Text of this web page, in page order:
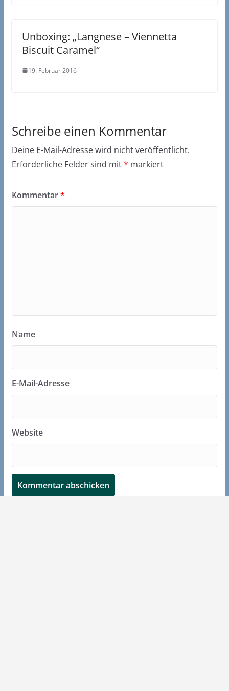
Unboxing: „Langnese – Viennetta
Biscuit Caramel“
19. Februar 2016
Schreibe einen Kommentar
Deine E-Mail-Adresse wird nicht veröffentlicht.
Erforderliche Felder sind mit* markiert
Kommentar*
Name
E-Mail-Adresse
Website